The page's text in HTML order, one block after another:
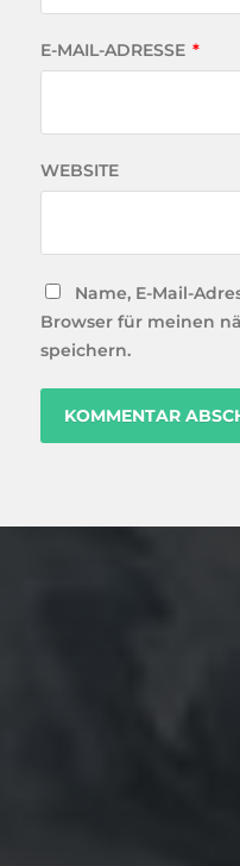
E-MAIL-ADRESSE *
WEBSITE
Name, E-Mail-
Browser für meinen
speichern.